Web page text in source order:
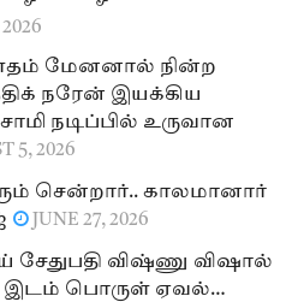
கௌதம் மேனனால் நின்ற
நரேன் இயக்கிய
நடிப்பில் உருவான
5, 2026
சென்றார்.. காலமானார்
JUNE 27, 2026
சேதுபதி விஷ்ணு விஷால்
இடம் பொருள் ஏவல்…